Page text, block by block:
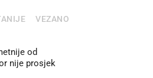
VEZANO
od
nije prosjek